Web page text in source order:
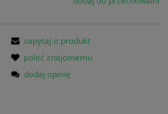
zapytaj o produkt
poleć znajomemu
dodaj opinię